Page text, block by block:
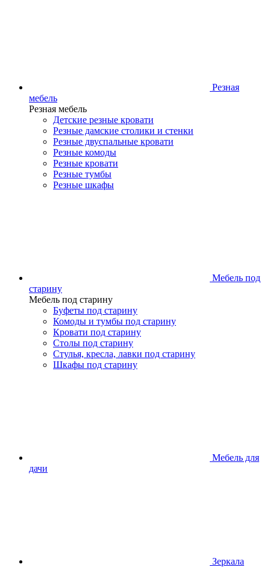
Резная
мебель
Резная мебель
Детские резные кровати
Резные дамские столики и стенки
Резные двуспальные кровати
Резные комоды
Резные кровати
Резные тумбы
Резные шкафы
Мебель под
старину
Мебель под старину
Буфеты под старину
Комоды и тумбы под старину
Кровати под старину
Столы под старину
Стулья, кресла, лавки под старину
Шкафы под старину
Мебель для
дачи
Зеркала